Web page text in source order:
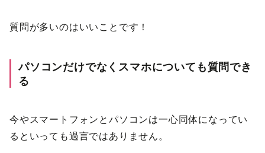
質問が多いのはいいことです！
パソコンだけでなくスマホについても質問でき
る
今やスマートフォンとパソコンは一心同体になってい
るといっても過言ではありません。